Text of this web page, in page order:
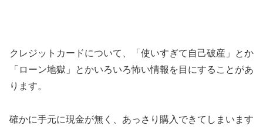
クレジットカードについて、「使いすぎて自己破産」とか
「ローン地獄」とかいろいろ怖い情報を目にすることがあ
ります。
確かに手元に現金が無く、あっさり購入できてしまいます